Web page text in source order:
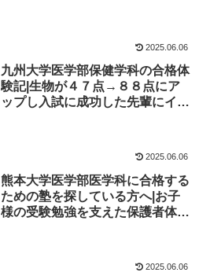
2025.06.06
九州大学医学部保健学科の合格体
験記|生物が４７点→８８点にア
ップし入試に成功した先輩にイン
2025.06.06
熊本大学医学部医学科に合格する
ための塾を探している方へ|お子
様の受験勉強を支えた保護者体験
2025.06.06